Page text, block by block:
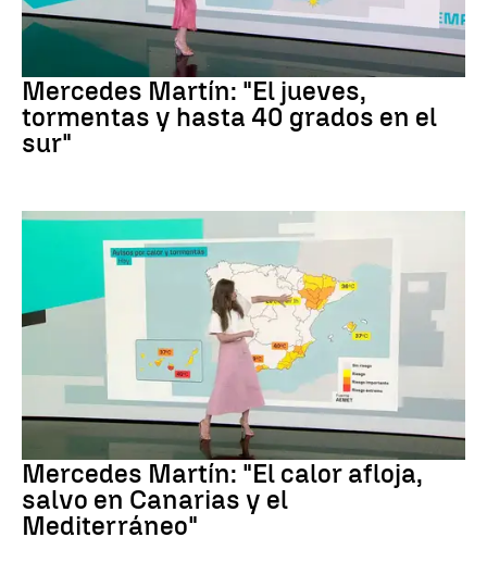
Mercedes Martín: "El jueves,
tormentas y hasta 40 grados en el
sur"
Mercedes Martín: "El calor afloja,
salvo en Canarias y el
Mediterráneo"